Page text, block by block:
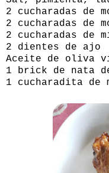
2 cucharadas de
2 cucharadas de
2 cucharadas de
2 dientes de ajo
Aceite de oliva
1 brick de nata
1 cucharadita de